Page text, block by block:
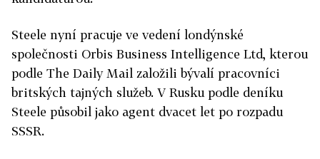
Steele nyní pracuje ve vedení londýnské
společnosti Orbis Business Intelligence Ltd, kterou
podle The Daily Mail založili bývalí pracovníci
britských tajných služeb. V Rusku podle deníku
Steele působil jako agent dvacet let po rozpadu
SSSR.